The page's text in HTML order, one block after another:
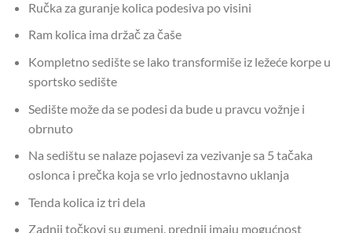
Ručka za guranje kolica podesiva po visini
Ram kolica ima držač za čaše
Kompletno sedište se lako transformiše iz ležeće korpe u
sportsko sedište
Sedište može da se podesi da bude u pravcu vožnje i
obrnuto
Na sedištu se nalaze pojasevi za vezivanje sa 5 tačaka
oslonca i prečka koja se vrlo jednostavno uklanja
Tenda kolica iz tri dela
Zadnji točkovi su gumeni, prednji imaju mogućnost